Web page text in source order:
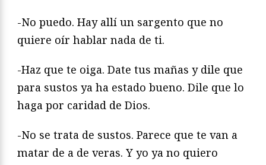
-No puedo. Hay allí un sargento que no
quiere oír hablar nada de ti.
-Haz que te oiga. Date tus mañas y dile que
para sustos ya ha estado bueno. Dile que lo
haga por caridad de Dios.
-No se trata de sustos. Parece que te van a
matar de a de veras. Y yo ya no quiero